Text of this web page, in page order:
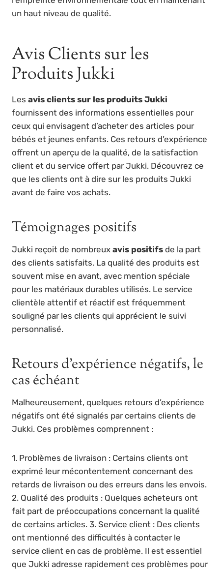
un haut niveau de qualité.
Avis Clients sur les
Produits Jukki
Les avis clients sur les produits Jukki
fournissent des informations essentielles pour
ceux qui envisagent d’acheter des articles pour
bébés et jeunes enfants. Ces retours d’expérience
offrent un aperçu de la qualité, de la satisfaction
client et du service offert par Jukki. Découvrez ce
que les clients ont à dire sur les produits Jukki
avant de faire vos achats.
Témoignages positifs
Jukki reçoit de nombreux avis positifs de la part
des clients satisfaits. La qualité des produits est
souvent mise en avant, avec mention spéciale
pour les matériaux durables utilisés. Le service
clientèle attentif et réactif est fréquemment
souligné par les clients qui apprécient le suivi
personnalisé.
Retours d’expérience négatifs, le
cas échéant
Malheureusement, quelques retours d’expérience
négatifs ont été signalés par certains clients de
Jukki. Ces problèmes comprennent :
1. Problèmes de livraison : Certains clients ont
exprimé leur mécontentement concernant des
retards de livraison ou des erreurs dans les envois.
2. Qualité des produits : Quelques acheteurs ont
fait part de préoccupations concernant la qualité
de certains articles. 3. Service client : Des clients
ont mentionné des difficultés à contacter le
service client en cas de problème. Il est essentiel
que Jukki adresse rapidement ces problèmes pour